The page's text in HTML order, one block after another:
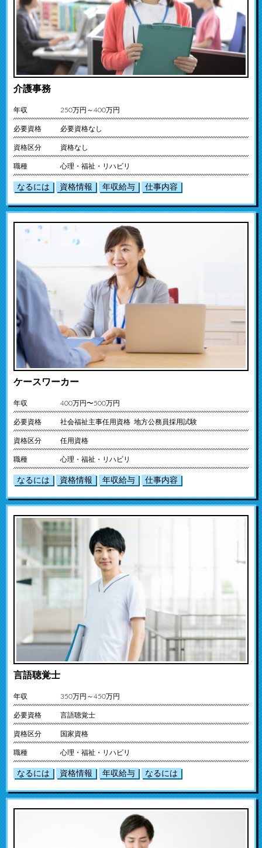
介護事務
年収 250万円～400万円
必要資格 必要資格なし
資格区分 資格なし
職種 心理・福祉・リハビリ
なるには 資格情報 年収給与 仕事内容
ケースワーカー
年収 400万円〜500万円
必要資格 社会福祉主事任用資格 地方公務員採用試験
資格区分 任用資格
職種 心理・福祉・リハビリ
なるには 資格情報 年収給与 仕事内容
言語聴覚士
年収 350万円～450万円
必要資格 言語聴覚士
資格区分 国家資格
職種 心理・福祉・リハビリ
なるには 資格情報 年収給与 なるには